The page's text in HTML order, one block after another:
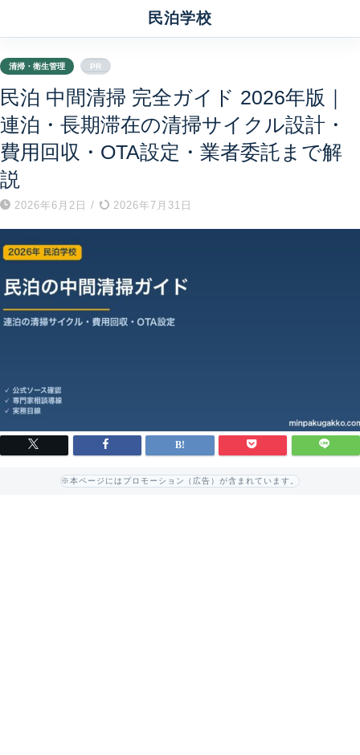
民泊学校
清掃・衛生管理 PR
民泊 中間清掃 完全ガイド 2026年版｜
連泊・長期滞在の清掃サイクル設計・
費用回収・OTA設定・業者委託まで解
説
2026年6月2日 / 2026年7月31日
※本ページにはプロモーション（広告）が含まれています。